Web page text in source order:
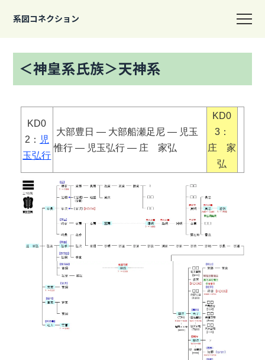
系図コネクション
＜神皇系氏族＞天神系
KD0
2： 児
玉弘行
大部豊日 ― 大部船瀬足尼 ― 児玉
惟行 ― 児玉弘行 ― 庄 家弘
KD0
3：
庄 家
弘